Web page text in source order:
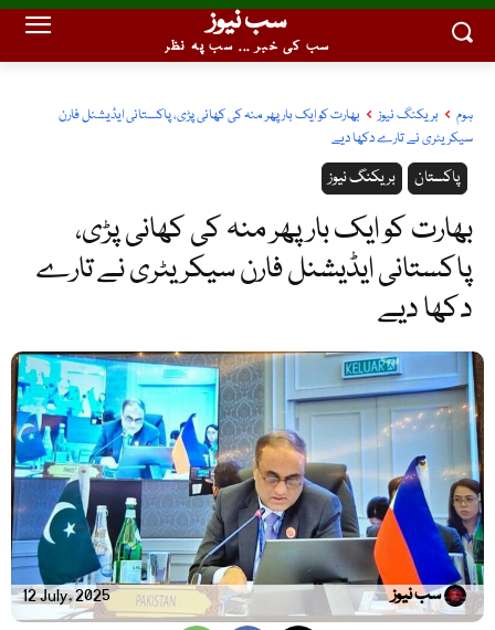
سب نیوز
سب کی خبر ... سب پہ نظر
ہوم بریکنگ نیوز
بھارت کو ایک بار پھر منہ کی کھانی پڑی، پاکستانی ایڈیشنل فارن
سیکریٹری نے تارے دکھا دیے
بریکنگ نیوز پاکستان
بھارت کو ایک بار پھر منہ کی کھانی پڑی،
پاکستانی ایڈیشنل فارن سیکریٹری نے تارے
دکھا دیے
12 July, 2025 سب نیوز